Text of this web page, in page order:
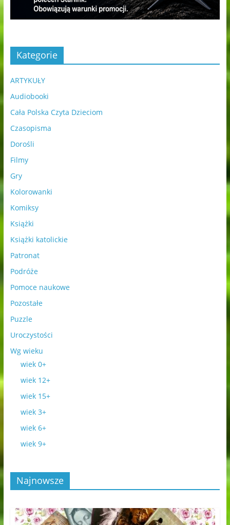
Kategorie
ARTYKUŁY
Audiobooki
Cała Polska Czyta Dzieciom
Czasopisma
Dorośli
Filmy
Gry
Kolorowanki
Komiksy
Książki
Książki katolickie
Patronat
Podróże
Pomoce naukowe
Pozostałe
Puzzle
Uroczystości
Wg wieku
wiek 0+
wiek 12+
wiek 15+
wiek 3+
wiek 6+
wiek 9+
Najnowsze